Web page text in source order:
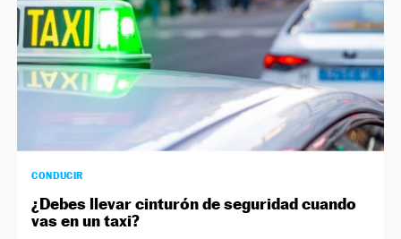
CONDUCIR
¿Debes llevar cinturón de seguridad cuando
vas en un taxi?